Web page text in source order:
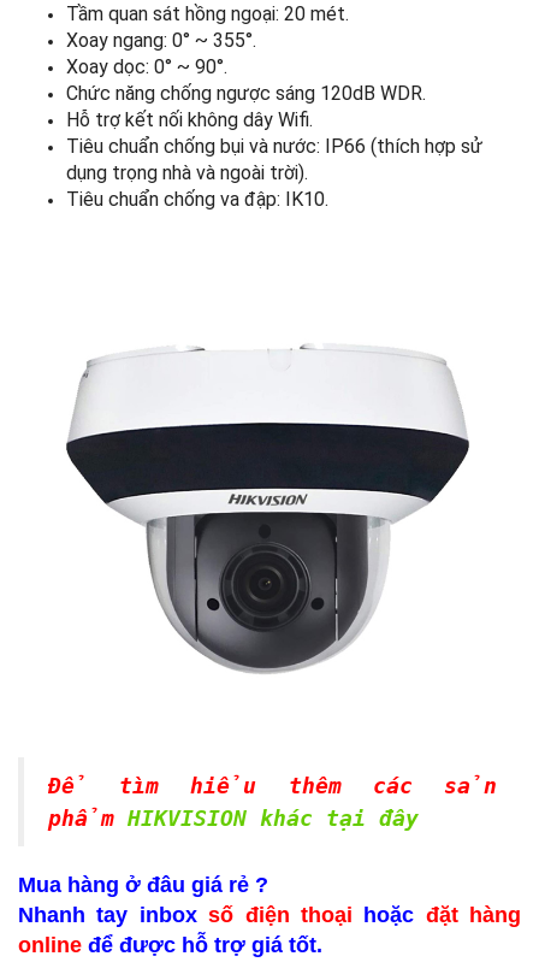
Tầm quan sát hồng ngoại: 20 mét.
Xoay ngang: 0° ~ 355°.
Xoay dọc: 0° ~ 90°.
Chức năng chống ngược sáng 120dB WDR.
Hỗ trợ kết nối không dây Wifi.
Tiêu chuẩn chống bụi và nước: IP66 (thích hợp sử
dụng trọng nhà và ngoài trời).
Tiêu chuẩn chống va đập: IK10.
Để tìm hiểu thêm các sản
phẩm HIKVISION khác tại đây
Mua hàng ở đâu giá rẻ ?
Nhanh tay inboxsố điện thoại hoặc đặt hàng
online để được hỗ trợ giá tốt.